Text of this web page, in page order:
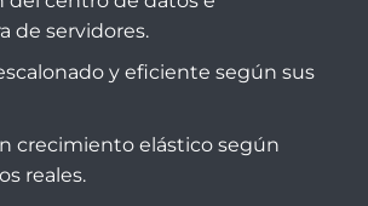
de servidores.
y eficiente según sus
crecimiento elástico según
reales.